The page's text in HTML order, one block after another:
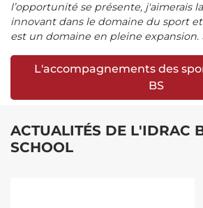
l’opportunité se présente, j'aimerais
innovant dans le domaine du sport
est un domaine en pleine expansion.
L'accompagnements des
BS
ACTUALITÉS DE L'IDRAC
SCHOOL